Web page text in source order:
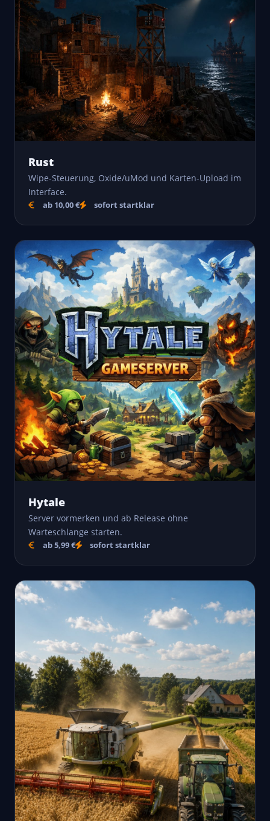
Rust
Wipe-Steuerung, Oxide/uMod und Karten-Upload im
Interface.
ab 10,00 € sofort startklar
Hytale
Server vormerken und ab Release ohne
Warteschlange starten.
ab 5,99 € sofort startklar